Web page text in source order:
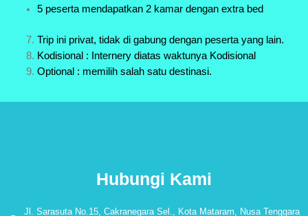
5 peserta mendapatkan 2 kamar dengan extra bed
Trip ini privat, tidak di gabung dengan peserta yang lain.
Kodisional : Internery diatas waktunya Kodisional
Optional : memilih salah satu destinasi.
Hubungi Kami
Jl. Sarasuta No.15, Cakranegara Sel., Kota Mataram, Nusa Tenggara